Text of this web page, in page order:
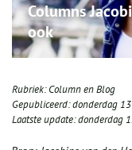
Columns
ook
Rubriek:Column en Blog
Gepubliceerd:donderdag
Laatste update:donderdag